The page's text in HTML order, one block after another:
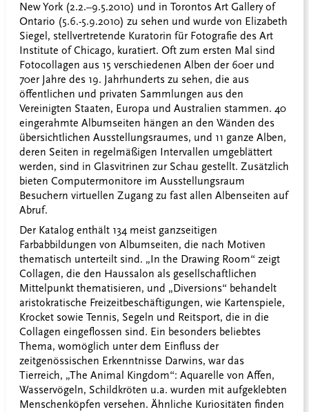
New York (2.2.–9.5.2010) und in Torontos Art Gallery of
Ontario (5.6.-5.9.2010) zu sehen und wurde von Elizabeth
Siegel, stellvertretende Kuratorin für Fotografie des Art
Institute of Chicago, kuratiert. Oft zum ersten Mal sind
Fotocollagen aus 15 verschiedenen Alben der 60er und
70er Jahre des 19. Jahrhunderts zu sehen, die aus
öffentlichen und privaten Sammlungen aus den
Vereinigten Staaten, Europa und Australien stammen. 40
eingerahmte Albumseiten hängen an den Wänden des
übersichtlichen Ausstellungsraumes, und 11 ganze Alben,
deren Seiten in regelmäßigen Intervallen umgeblättert
werden, sind in Glasvitrinen zur Schau gestellt. Zusätzlich
bieten Computermonitore im Ausstellungsraum
Besuchern virtuellen Zugang zu fast allen Albenseiten auf
Abruf.
Der Katalog enthält 134 meist ganzseitigen
Farbabbildungen von Albumseiten, die nach Motiven
thematisch unterteilt sind. „In the Drawing Room“ zeigt
Collagen, die den Haussalon als gesellschaftlichen
Mittelpunkt thematisieren, und „Diversions“ behandelt
aristokratische Freizeitbeschäftigungen, wie Kartenspiele,
Krocket sowie Tennis, Segeln und Reitsport, die in die
Collagen eingeflossen sind. Ein besonders beliebtes
Thema, womöglich unter dem Einfluss der
zeitgenössischen Erkenntnisse Darwins, war das
Tierreich, „The Animal Kingdom“: Aquarelle von Affen,
Wasservögeln, Schildkröten u.a. wurden mit aufgeklebten
Menschenköpfen versehen. Ähnliche Kuriositäten finden